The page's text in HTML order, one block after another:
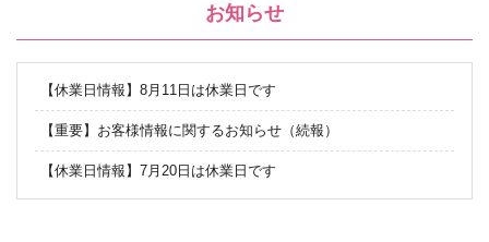
お知らせ
【休業日情報】8月11日は休業日です
【重要】お客様情報に関するお知らせ（続報）
【休業日情報】7月20日は休業日です